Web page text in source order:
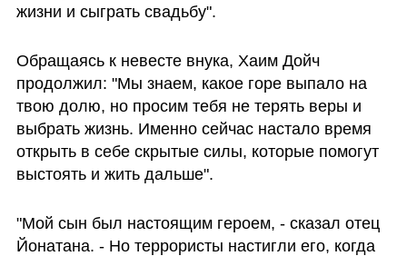
жизни и сыграть свадьбу".
Обращаясь к невесте внука, Хаим Дойч
продолжил: "Мы знаем, какое горе выпало на
твою долю, но просим тебя не терять веры и
выбрать жизнь. Именно сейчас настало время
открыть в себе скрытые силы, которые помогут
выстоять и жить дальше".
"Мой сын был настоящим героем, - сказал отец
Йонатана. - Но террористы настигли его, когда